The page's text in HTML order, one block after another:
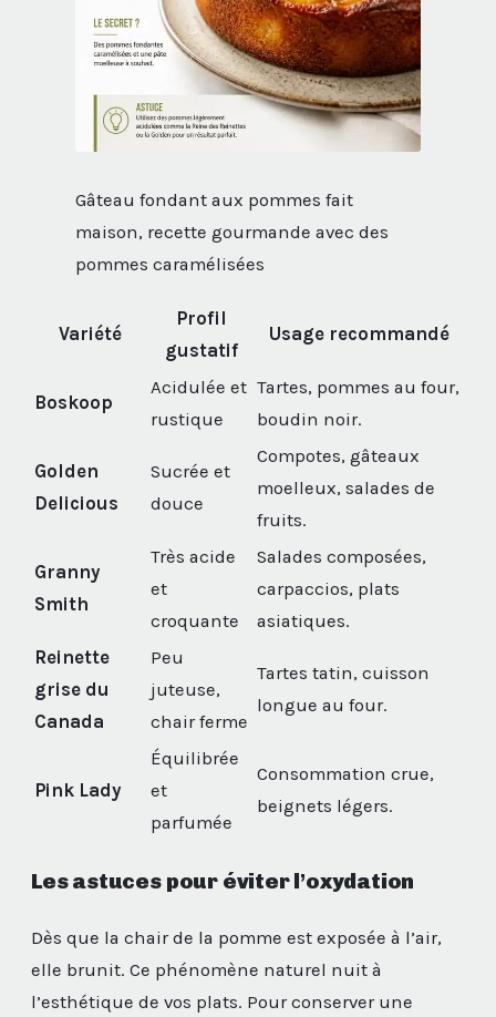
Gâteau fondant aux pommes fait
maison, recette gourmande avec des
pommes caramélisées
Variété
Profil
gustatif
Usage recommandé
Boskoop
Acidulée et
rustique
Tartes, pommes au four,
boudin noir.
Golden
Delicious
Sucrée et
douce
Compotes, gâteaux
moelleux, salades de
fruits.
Granny
Smith
Très acide
et
croquante
Salades composées,
carpaccios, plats
asiatiques.
Reinette
grise du
Canada
Peu
juteuse,
chair ferme
Tartes tatin, cuisson
longue au four.
Pink Lady
Équilibrée
et
parfumée
Consommation crue,
beignets légers.
Les astuces pour éviter l’oxydation
Dès que la chair de la pomme est exposée à l’air,
elle brunit. Ce phénomène naturel nuit à
l’esthétique de vos plats. Pour conserver une